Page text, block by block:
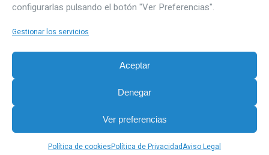
configurarlas pulsando el botón "Ver Preferencias".
Gestionar los servicios
Aceptar
Denegar
Ver preferencias
Política de cookiesPolítica de PrivacidadAviso Legal
Teléfono. 947203886
PRIVACIDAD
Aviso Legal
Sobre Cookies